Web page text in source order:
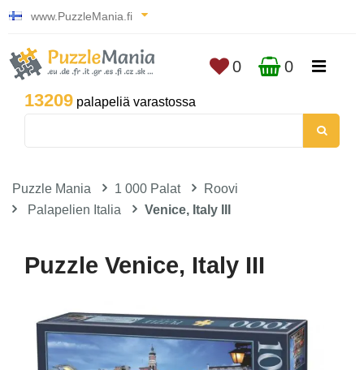
www.PuzzleMania.fi
13209 palapeliä varastossa
0 0
Puzzle Mania 1 000 Palat
Roovi
Palapelien Italia
Venice, Italy III
Puzzle Venice, Italy III